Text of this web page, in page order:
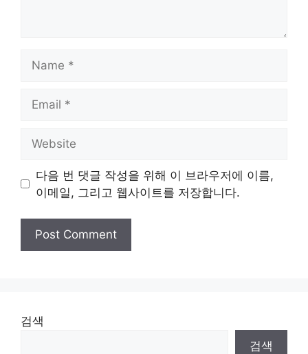
다음 번 댓글 작성을 위해 이 브라우저에 이름,
이메일, 그리고 웹사이트를 저장합니다.
검색
검색